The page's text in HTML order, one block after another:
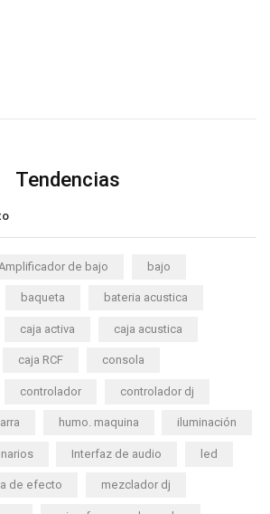
Tendencias
de bajo bajo
baqueta bateria acustica
caja activa caja acustica
caja RCF consola
controlador controlador dj
humo. maquina iluminación
Interfaz de audio led
de efecto mezclador dj